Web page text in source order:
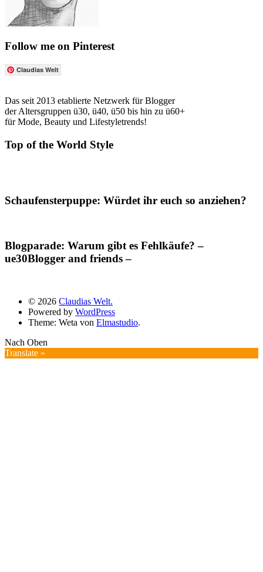
Follow me on Pinterest
Claudias Welt
Das seit 2013 etablierte Netzwerk für Blogger
der Altersgruppen ü30, ü40, ü50 bis hin zu ü60+
für Mode, Beauty und Lifestyletrends!
Top of the World Style
Schaufensterpuppe: Würdet ihr euch so anziehen?
Blogparade: Warum gibt es Fehlkäufe? –
ue30Blogger and friends –
© 2026 Claudias Welt.
Powered by WordPress
Theme: Weta von Elmastudio.
Nach Oben
Translate »